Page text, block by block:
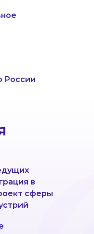
России
в
сферы